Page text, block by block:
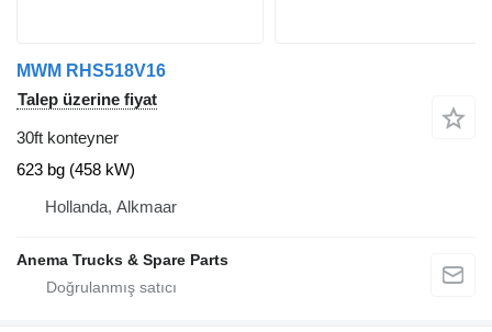
MWM RHS518V16
Talep üzerine fiyat
30ft konteyner
623 bg (458 kW)
Hollanda, Alkmaar
Anema Trucks & Spare Parts